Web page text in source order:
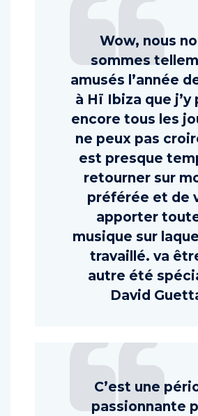
Wow, nous
sommes
amusés l’année
à Hï Ibiza que j’y
encore tous les
ne peux pas
est presque
retourner sur
préférée et de
apporter
musique sur
travaillé. va
autre été
David
C’est une
passionnante